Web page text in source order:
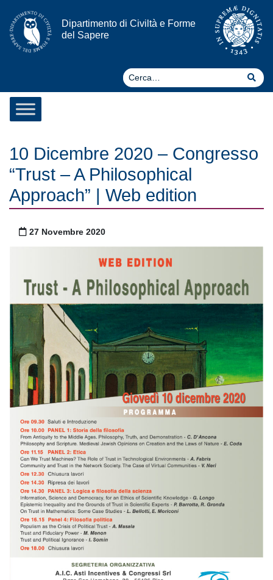
Vai al contenuto
Dipartimento di Civiltà e Forme
del Sapere
10 Dicembre 2020 – Congresso
“Trust – A Philosophical
Approach” | Web edition
Pubblicato il
27 Novembre 2020